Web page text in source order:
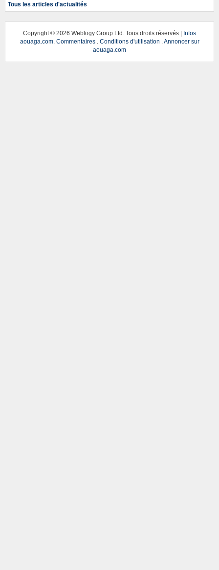
Tous les articles d'actualités
Copyright © 2026 Weblogy Group Ltd. Tous droits réservés |
Infos
aouaga.com. Commentaires. Conditions d'utilisation .Annoncer sur
aouaga.com